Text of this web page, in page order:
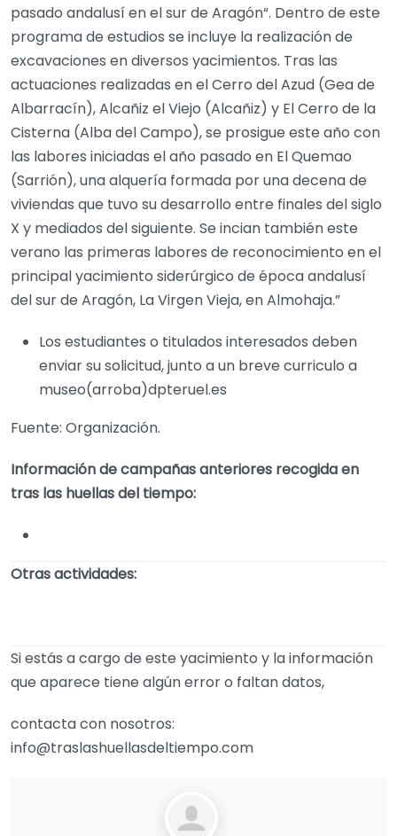
pasado andalusí en el sur de Aragón“. Dentro de este
programa de estudios se incluye la realización de
excavaciones en diversos yacimientos. Tras las
actuaciones realizadas en el Cerro del Azud (Gea de
Albarracín), Alcañiz el Viejo (Alcañiz) y El Cerro de la
Cisterna (Alba del Campo), se prosigue este año con
las labores iniciadas el año pasado en El Quemao
(Sarrión), una alquería formada por una decena de
viviendas que tuvo su desarrollo entre finales del siglo
X y mediados del siguiente. Se incian también este
verano las primeras labores de reconocimiento en el
principal yacimiento siderúrgico de época andalusí
del sur de Aragón, La Virgen Vieja, en Almohaja.”
Los estudiantes o titulados interesados deben
enviar su solicitud, junto a un breve curriculo a
museo(arroba)dpteruel.es
Fuente: Organización.
Información de campañas anteriores recogida en
tras las huellas del tiempo:
Otras actividades:
Si estás a cargo de este yacimiento y la información
que aparece tiene algún error o faltan datos,
contacta con nosotros:
info@traslashuellasdeltiempo.com